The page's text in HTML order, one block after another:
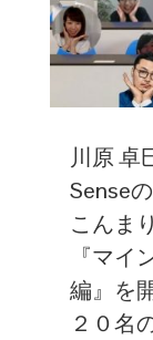
川原 卓
Sense
こんま
『マイ
編』を
２０名